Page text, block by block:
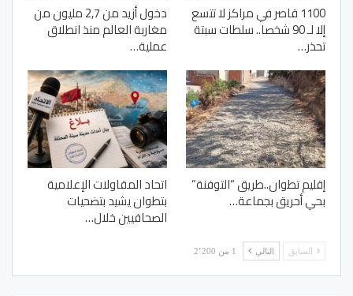
1100 قاصر في مراكز لا تتسع
إلا لـ 90 شخصا.. سلطات سبتة
تحذر…
دخول أزيد من 2,7 مليون من
مغاربة العالم منذ انطلاق
عملية…
إقليم تطوان..طريق “التوفنة”
بحي أحريق بجماعة…
اتحاد المقاولات الإعلامية
بتطوان يشيد بتضحيات
الصحافيين خلال…
السابق التالي 1 من 2٬200